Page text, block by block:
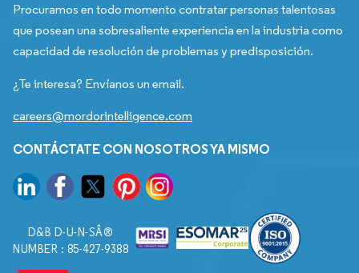
Procuramos en todo momento contratar personas talentosas
que posean una sobresaliente experiencia en la industria como
capacidad de resolución de problemas y predisposición.
¿Te interesa? Envíanos un email.
careers@mordorintelligence.com
CONTÁCTATE CON NOSOTROS YA MISMO
D&B D-U-N-SÂ®
NUMBER : 85-427-9388